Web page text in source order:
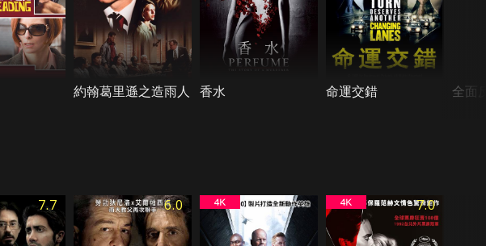
約翰葛里遜之造雨人 香水 命運交錯 全面
7.7 6.0 7.0